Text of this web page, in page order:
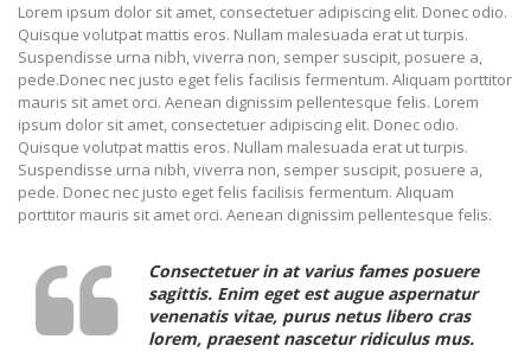
Lorem ipsum dolor sit amet, consectetuer adipiscing elit. Donec odio.
Quisque volutpat mattis eros. Nullam malesuada erat ut turpis.
Suspendisse urna nibh, viverra non, semper suscipit, posuere a,
pede.Donec nec justo eget felis facilisis fermentum. Aliquam porttitor
mauris sit amet orci. Aenean dignissim pellentesque felis. Lorem
ipsum dolor sit amet, consectetuer adipiscing elit. Donec odio.
Quisque volutpat mattis eros. Nullam malesuada erat ut turpis.
Suspendisse urna nibh, viverra non, semper suscipit, posuere a,
pede. Donec nec justo eget felis facilisis fermentum. Aliquam
porttitor mauris sit amet orci. Aenean dignissim pellentesque felis.
Consectetuer in at varius fames posuere
sagittis. Enim eget est augue aspernatur
venenatis vitae, purus netus libero cras
lorem, praesent nascetur ridiculus mus.